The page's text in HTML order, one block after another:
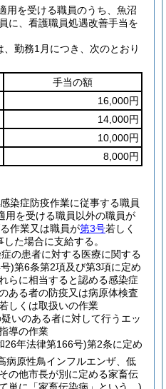
用を受ける職員のうち、魚沼
に、看護職員処遇改善手当を
勤務1月につき、次のとおり
手当の額
16,000円
14,000円
10,000円
8,000円
染症防疫作業に従事する職員
用を受ける職員以外の職員が
作業又は職員が第3号若しく
た場合に支給する。
の患者に対する医療に関する
)第6条第2項及び第3項に定め
らに相当すると認める感染症
ある者の防疫又は病原体検査
しくは取扱いの作業
いのある者に対して行うエッ
導の作業
26年法律第166号)第2条に定め
病原性鳥インフルエンザ、低
の他市長が別に定める家畜伝